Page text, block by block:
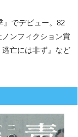
』でデビュー。82
ンフィクション賞
亡には非ず』など